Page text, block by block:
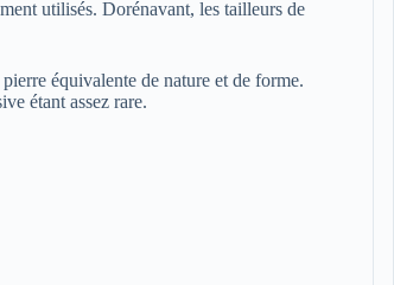
utilisés. Dorénavant, les tailleurs de
équivalente de nature et de forme.
étant assez rare.